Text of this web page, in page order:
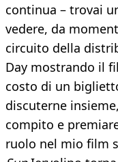
continua – trovai
vedere, da
circuito della
Day mostrando il
costo di un
discuterne
compito e
ruolo nel mio film